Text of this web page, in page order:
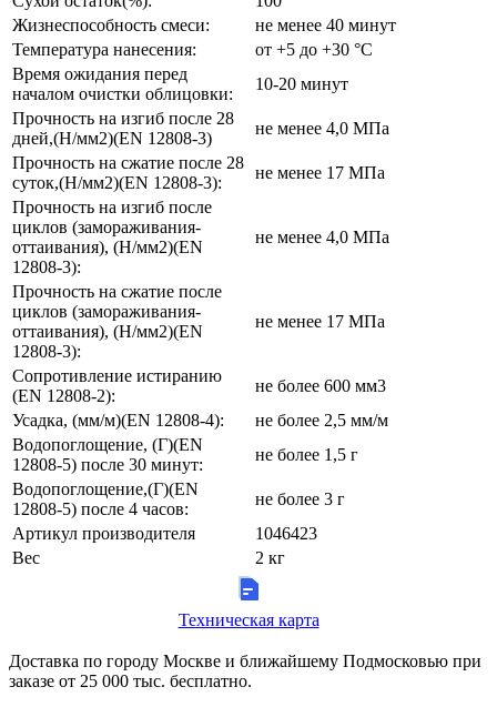
Жизнеспособность смеси:
не менее 40 минут
Температура нанесения:
от +5 до +30 °C
Время ожидания перед
началом очистки облицовки:
10-20 минут
Прочность на изгиб после 28
дней,(Н/мм2)(EN 12808-3)
не менее 4,0 МПа
Прочность на сжатие после 28
суток,(Н/мм2)(EN 12808-3):
не менее 17 МПа
Прочность на изгиб после
циклов (замораживания-
оттаивания), (Н/мм2)(EN
12808-3):
не менее 4,0 МПа
Прочность на сжатие после
циклов (замораживания-
оттаивания), (Н/мм2)(EN
12808-3):
не менее 17 МПа
Сопротивление истиранию
(EN 12808-2):
не более 600 мм3
Усадка, (мм/м)(EN 12808-4):
не более 2,5 мм/м
Водопоглощение, (Г)(EN
12808-5) после 30 минут:
не более 1,5 г
Водопоглощение,(Г)(EN
12808-5) после 4 часов:
не более 3 г
Артикул производителя
1046423
Вес
2 кг
Техническая карта
Доставка по городу Москве и ближайшему Подмосковью при
заказе от 25 000 тыс. бесплатно.